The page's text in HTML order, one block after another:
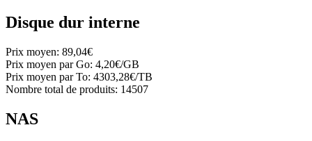
Disque dur interne
Prix moyen: 89,04€
Prix moyen par Go: 4,20€/GB
Prix moyen par To: 4303,28€/TB
Nombre total de produits: 14507
NAS